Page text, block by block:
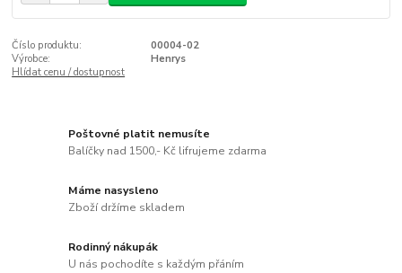
Číslo produktu:
00004-02
Výrobce:
Henrys
Hlídat cenu / dostupnost
Poštovné platit nemusíte
Balíčky nad 1500,- Kč lifrujeme zdarma
Máme nasysleno
Zboží držíme skladem
Rodinný nákupák
U nás pochodíte s každým přáním